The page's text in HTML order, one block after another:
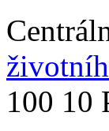
100 10